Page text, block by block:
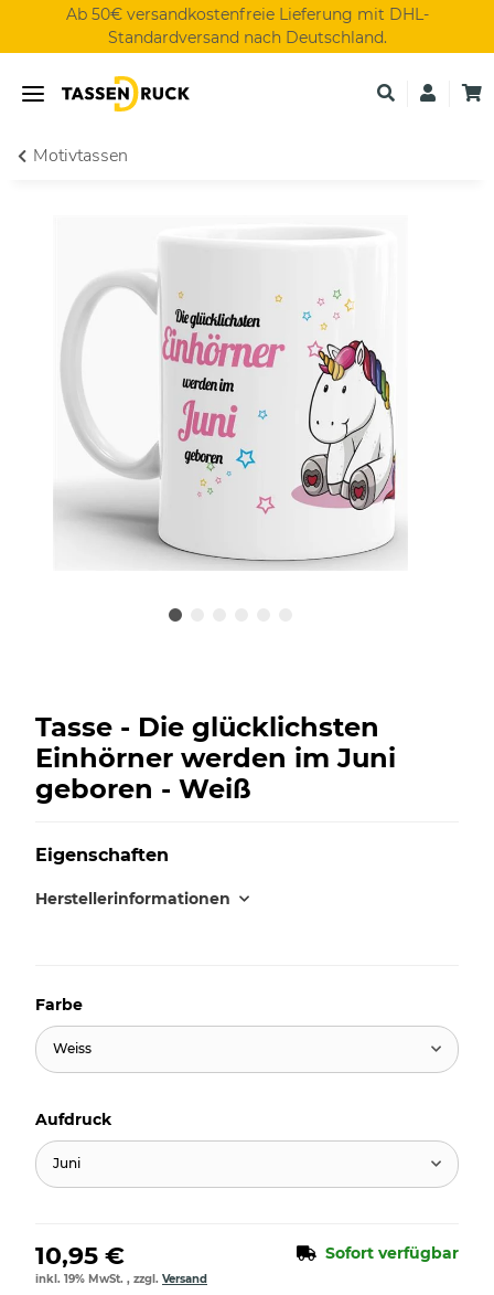
Ab 50€ versandkostenfreie Lieferung mit DHL-
Standardversand nach Deutschland.
Motivtassen
Tasse - Die glücklichsten
Einhörner werden im Juni
geboren - Weiß
Eigenschaften
Herstellerinformationen
Farbe
Weiss
Aufdruck
Juni
10,95 € Sofort verfügbar
inkl. 19% MwSt. , zzgl. Versand